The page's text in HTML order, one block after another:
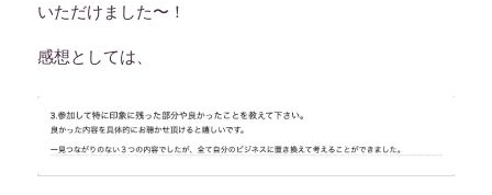
いただけました〜！
感想としては、